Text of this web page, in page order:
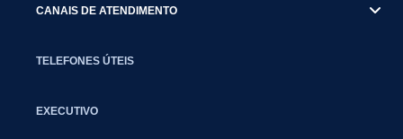
CANAIS DE ATENDIMENTO
TELEFONES ÚTEIS
EXECUTIVO